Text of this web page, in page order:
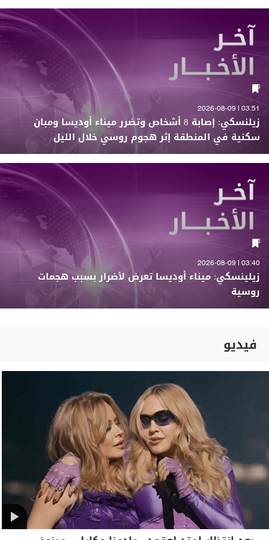
03:51 | 2026-08-09
زيلنسكي: إصابة 8 أشخاص وتضرر ميناء أوديسا ومبان
سكنية في المنطقة إثر هجوم روسي خلال الليل
03:40 | 2026-08-09
زيلينسكي: ميناء أوديسا تعرض لأضرار بسبب هجمات
روسية
فيديو